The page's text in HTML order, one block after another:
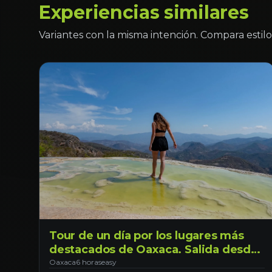
Experiencias similares
Variantes con la misma intención. Compara
Tour de un día por los lugares más
destacados de Oaxaca. Salida desde
Oaxaca.
Oaxaca6 horaseasy